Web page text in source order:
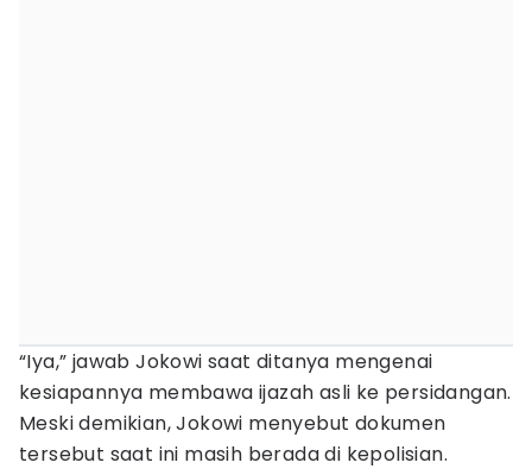
“Iya,” jawab Jokowi saat ditanya mengenai
kesiapannya membawa ijazah asli ke persidangan.
Meski demikian, Jokowi menyebut dokumen
tersebut saat ini masih berada di kepolisian.